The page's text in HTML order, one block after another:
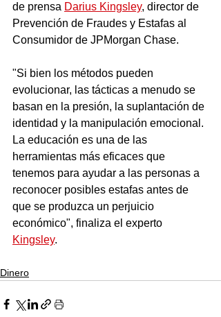
de prensa Darius Kingsley, director de
Prevención de Fraudes y Estafas al
Consumidor de JPMorgan Chase.
"Si bien los métodos pueden
evolucionar, las tácticas a menudo se
basan en la presión, la suplantación de
identidad y la manipulación emocional.
La educación es una de las
herramientas más eficaces que
tenemos para ayudar a las personas a
reconocer posibles estafas antes de
que se produzca un perjuicio
económico", finaliza el experto
Kingsley.
Dinero